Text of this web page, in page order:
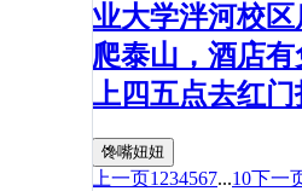
业大学泮河校
爬泰山，酒店
上四五点去红门
馋嘴妞妞
上一页1 234567...10下一